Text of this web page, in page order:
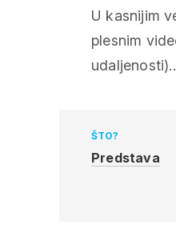
U kasnijim
plesnim
ŠTO?
Predstava